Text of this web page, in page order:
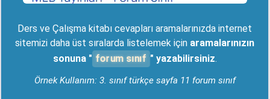
Ders ve Çalışma kitabı cevapları aramalarınızda internet
sitemizi daha üst sıralarda listelemek için aramalarınızın
sonuna " forum sınıf " yazabilirsiniz.
Örnek Kullanım: 3. sınıf türkçe sayfa 11 forum sınıf